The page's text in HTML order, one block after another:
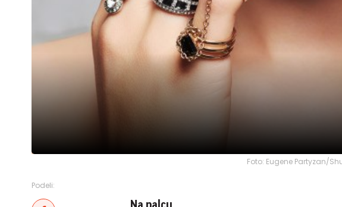
Foto: Eugene Partyzan/
Podeli: